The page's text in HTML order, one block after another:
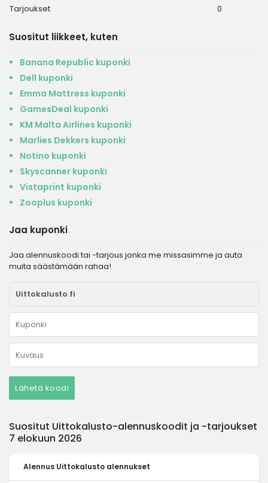
Tarjoukset
0
Suositut liikkeet, kuten
Banana Republic kuponki
Dell kuponki
Emma Mattress kuponki
GamesDeal kuponki
KM Malta Airlines kuponki
Marlies Dekkers kuponki
Notino kuponki
Skyscanner kuponki
Vistaprint kuponki
Zooplus kuponki
Jaa kuponki
Jaa alennuskoodi tai -tarjous jonka me missasimme ja auta
muita säästämään rahaa!
Lähetä koodi
Suositut Uittokalusto-alennuskoodit ja -tarjoukset
7 elokuun 2026
Alennus Uittokalusto alennukset